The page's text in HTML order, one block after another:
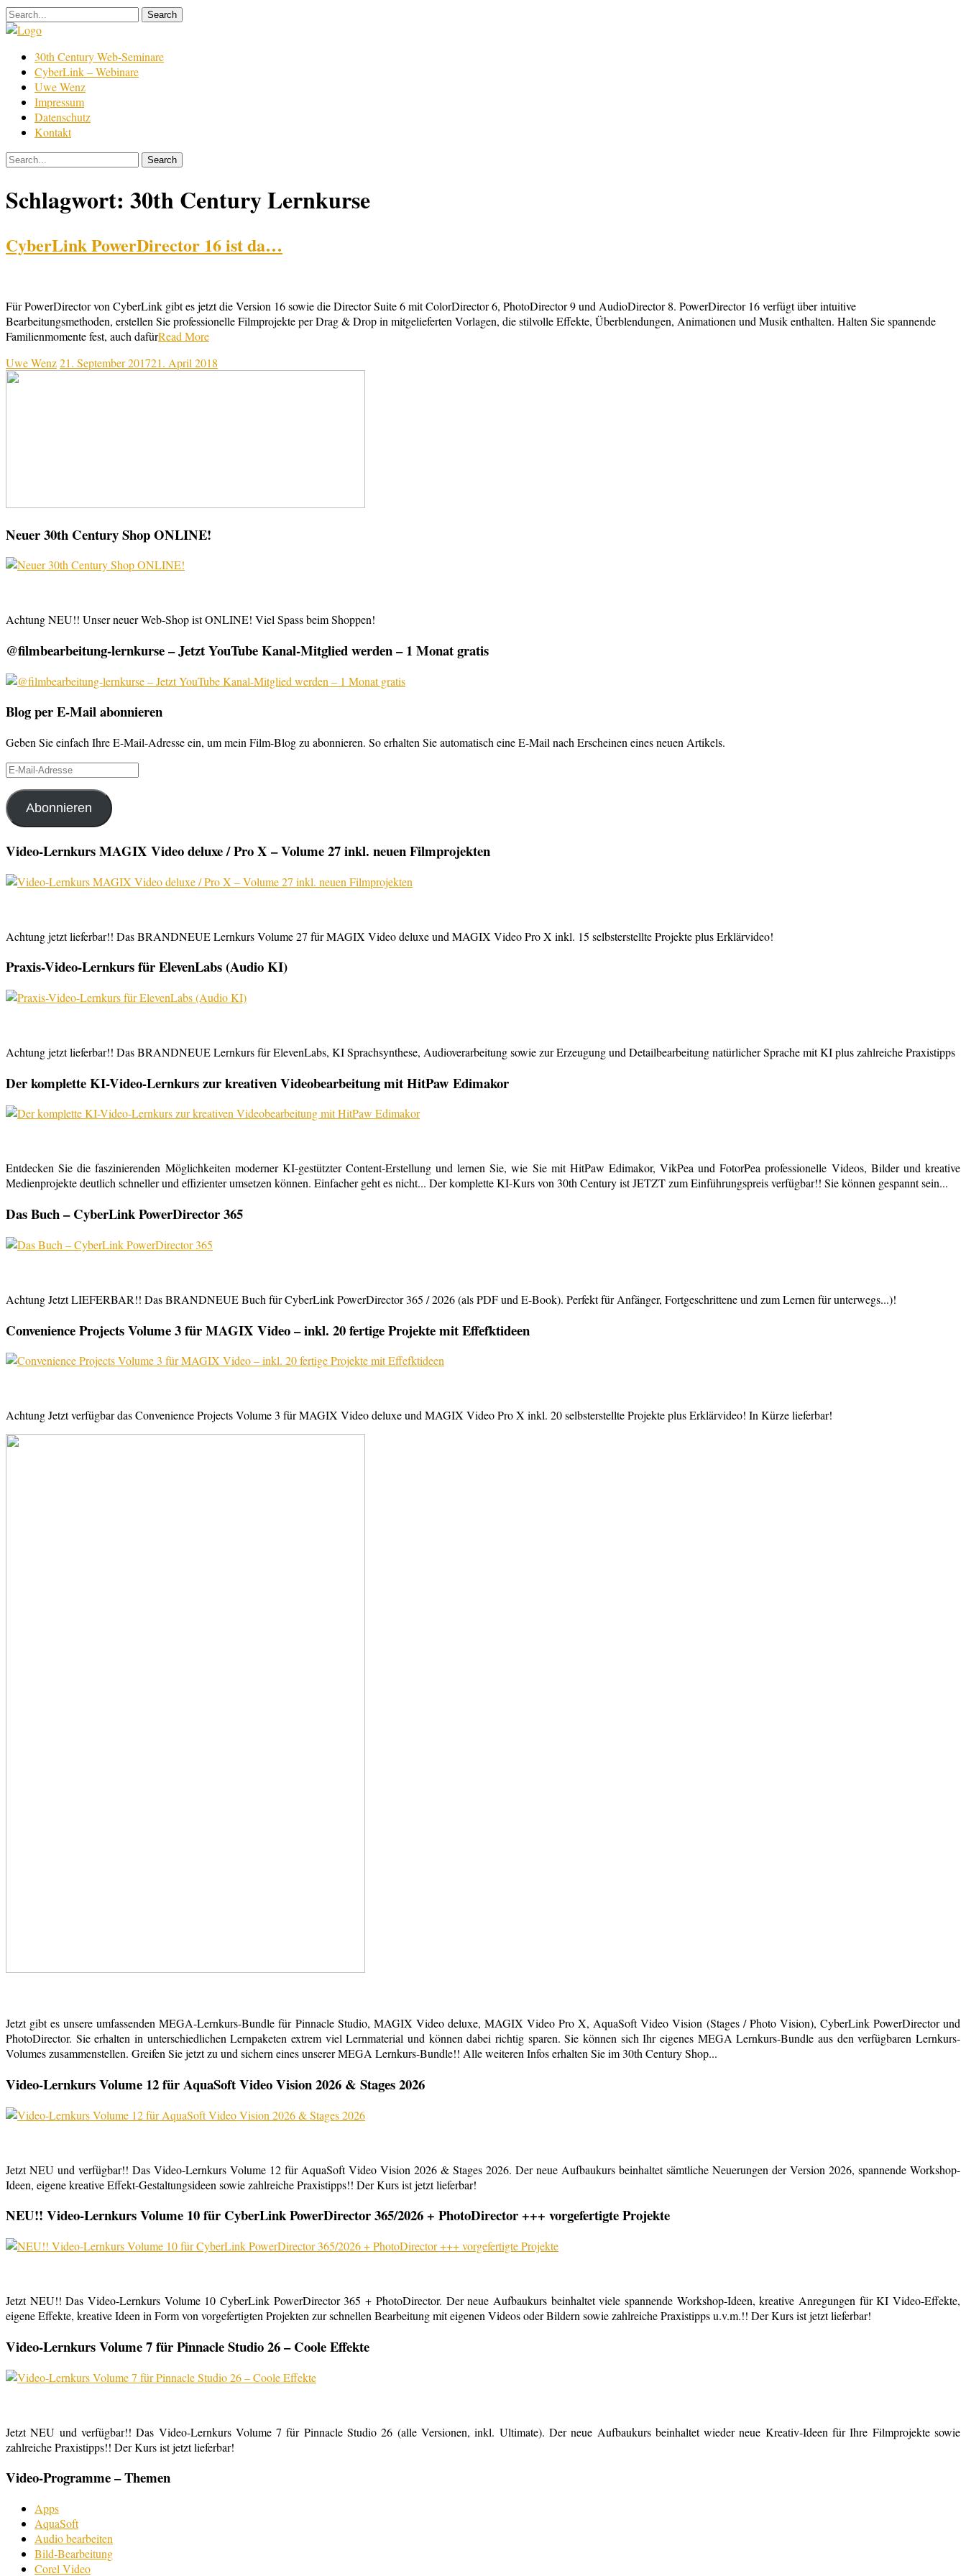
Skip
to
Film
Bearbeitung
30th Century Web-Seminare
CyberLink – Webinare
Uwe Wenz
Impressum
Datenschutz
Kontakt
Schlagwort: 30th Century Lernkurse
CyberLink PowerDirector 16 ist da…
Für PowerDirector von CyberLink gibt es jetzt die Version 16 sowie die Director Suite 6 mit ColorDirector 6, PhotoDirector 9 und AudioDirector 8. PowerDirector 16 verfügt über intuitive
Bearbeitungsmethoden, erstellen Sie professionelle Filmprojekte per Drag & Drop in mitgelieferten Vorlagen, die stilvolle Effekte, Überblendungen, Animationen und Musik enthalten. Halten Sie spannende
Familienmomente fest, auch dafürRead More
Uwe Wenz21. September 201721. April 2018
Neuer 30th Century Shop ONLINE!
Achtung NEU!! Unser neuer Web-Shop ist ONLINE! Viel Spass beim Shoppen!
@filmbearbeitung-lernkurse – Jetzt YouTube Kanal-Mitglied werden – 1 Monat gratis
Blog per E-Mail abonnieren
Geben Sie einfach Ihre E-Mail-Adresse ein, um mein Film-Blog zu abonnieren. So erhalten Sie automatisch eine E-Mail nach Erscheinen eines neuen Artikels.
E-
Adresse
Abonnieren
Video-Lernkurs MAGIX Video deluxe / Pro X – Volume 27 inkl. neuen Filmprojekten
Achtung jetzt lieferbar!! Das BRANDNEUE Lernkurs Volume 27 für MAGIX Video deluxe und MAGIX Video Pro X inkl. 15 selbsterstellte Projekte plus Erklärvideo!
Praxis-Video-Lernkurs für ElevenLabs (Audio KI)
Achtung jetzt lieferbar!! Das BRANDNEUE Lernkurs für ElevenLabs, KI Sprachsynthese, Audioverarbeitung sowie zur Erzeugung und Detailbearbeitung natürlicher Sprache mit KI plus zahlreiche Praxistipps
Der komplette KI-Video-Lernkurs zur kreativen Videobearbeitung mit HitPaw Edimakor
Entdecken Sie die faszinierenden Möglichkeiten moderner KI-gestützter Content-Erstellung und lernen Sie, wie Sie mit HitPaw Edimakor, VikPea und FotorPea professionelle Videos, Bilder und kreative
Medienprojekte deutlich schneller und effizienter umsetzen können. Einfacher geht es nicht... Der komplette KI-Kurs von 30th Century ist JETZT zum Einführungspreis verfügbar!! Sie können gespannt sein...
Das Buch – CyberLink PowerDirector 365
Achtung Jetzt LIEFERBAR!! Das BRANDNEUE Buch für CyberLink PowerDirector 365 / 2026 (als PDF und E-Book). Perfekt für Anfänger, Fortgeschrittene und zum Lernen für unterwegs...)!
Convenience Projects Volume 3 für MAGIX Video – inkl. 20 fertige Projekte mit Effefktideen
Achtung Jetzt verfügbar das Convenience Projects Volume 3 für MAGIX Video deluxe und MAGIX Video Pro X inkl. 20 selbsterstellte Projekte plus Erklärvideo! In Kürze lieferbar!
Jetzt gibt es unsere umfassenden MEGA-Lernkurs-Bundle für Pinnacle Studio, MAGIX Video deluxe, MAGIX Video Pro X, AquaSoft Video Vision (Stages / Photo Vision), CyberLink PowerDirector und
PhotoDirector. Sie erhalten in unterschiedlichen Lernpaketen extrem viel Lernmaterial und können dabei richtig sparen. Sie können sich Ihr eigenes MEGA Lernkurs-Bundle aus den verfügbaren Lernkurs-
Volumes zusammenstellen. Greifen Sie jetzt zu und sichern eines unserer MEGA Lernkurs-Bundle!! Alle weiteren Infos erhalten Sie im 30th Century Shop...
Video-Lernkurs Volume 12 für AquaSoft Video Vision 2026 & Stages 2026
Jetzt NEU und verfügbar!! Das Video-Lernkurs Volume 12 für AquaSoft Video Vision 2026 & Stages 2026. Der neue Aufbaukurs beinhaltet sämtliche Neuerungen der Version 2026, spannende Workshop-
Ideen, eigene kreative Effekt-Gestaltungsideen sowie zahlreiche Praxistipps!! Der Kurs ist jetzt lieferbar!
NEU!! Video-Lernkurs Volume 10 für CyberLink PowerDirector 365/2026 + PhotoDirector +++ vorgefertigte Projekte
Jetzt NEU!! Das Video-Lernkurs Volume 10 CyberLink PowerDirector 365 + PhotoDirector. Der neue Aufbaukurs beinhaltet viele spannende Workshop-Ideen, kreative Anregungen für KI Video-Effekte,
eigene Effekte, kreative Ideen in Form von vorgefertigten Projekten zur schnellen Bearbeitung mit eigenen Videos oder Bildern sowie zahlreiche Praxistipps u.v.m.!! Der Kurs ist jetzt lieferbar!
Video-Lernkurs Volume 7 für Pinnacle Studio 26 – Coole Effekte
Jetzt NEU und verfügbar!! Das Video-Lernkurs Volume 7 für Pinnacle Studio 26 (alle Versionen, inkl. Ultimate). Der neue Aufbaukurs beinhaltet wieder neue Kreativ-Ideen für Ihre Filmprojekte sowie
zahlreiche Praxistipps!! Der Kurs ist jetzt lieferbar!
Video-Programme – Themen
Apps
AquaSoft
Audio bearbeiten
Bild-Bearbeitung
Corel Video